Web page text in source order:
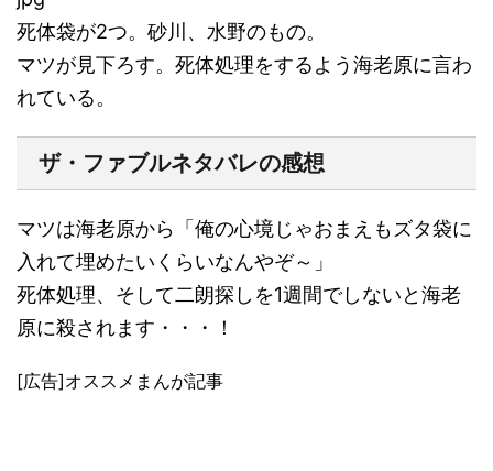
死体袋が2つ。砂川、水野のもの。
マツが見下ろす。死体処理をするよう海老原に言わ
れている。
ザ・ファブルネタバレの感想
マツは海老原から「俺の心境じゃおまえもズタ袋に
入れて埋めたいくらいなんやぞ～」
死体処理、そして二朗探しを1週間でしないと海老
原に殺されます・・・！
[広告]オススメまんが記事